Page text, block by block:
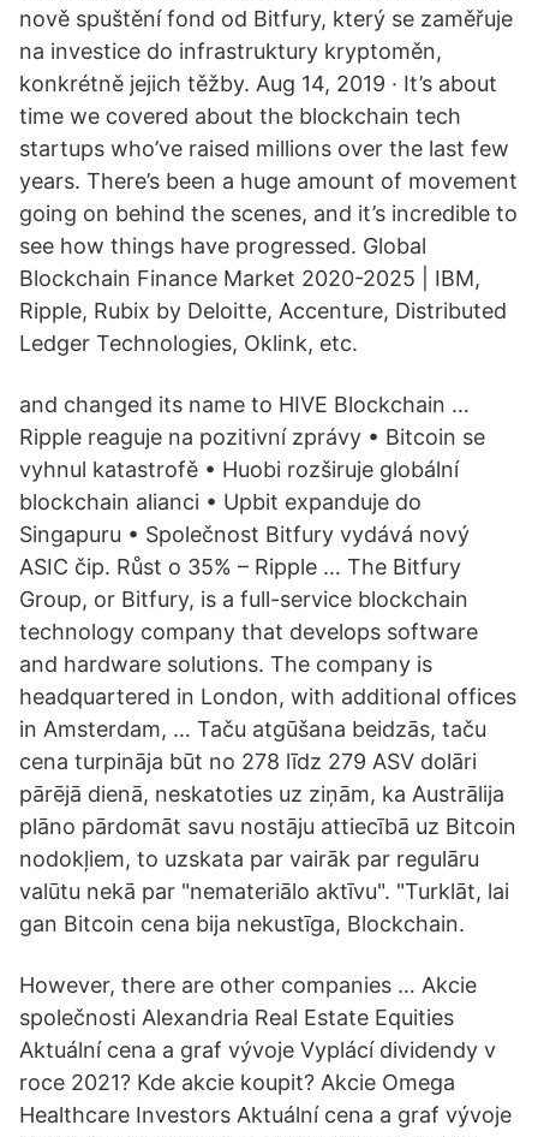
nově spuštění fond od Bitfury, který se zaměřuje
na investice do infrastruktury kryptoměn,
konkrétně jejich těžby. Aug 14, 2019 · It’s about
time we covered about the blockchain tech
startups who’ve raised millions over the last few
years. There’s been a huge amount of movement
going on behind the scenes, and it’s incredible to
see how things have progressed. Global
Blockchain Finance Market 2020-2025 | IBM,
Ripple, Rubix by Deloitte, Accenture, Distributed
Ledger Technologies, Oklink, etc.
and changed its name to HIVE Blockchain …
Ripple reaguje na pozitivní zprávy • Bitcoin se
vyhnul katastrofě • Huobi rozširuje globální
blockchain alianci • Upbit expanduje do
Singapuru • Společnost Bitfury vydává nový
ASIC čip. Růst o 35% – Ripple … The Bitfury
Group, or Bitfury, is a full-service blockchain
technology company that develops software
and hardware solutions. The company is
headquartered in London, with additional offices
in Amsterdam, … Taču atgūšana beidzās, taču
cena turpināja būt no 278 līdz 279 ASV dolāri
pārējā dienā, neskatoties uz ziņām, ka Austrālija
plāno pārdomāt savu nostāju attiecībā uz Bitcoin
nodokļiem, to uzskata par vairāk par regulāru
valūtu nekā par "nemateriālo aktīvu". "Turklāt, lai
gan Bitcoin cena bija nekustīga, Blockchain.
However, there are other companies … Akcie
společnosti Alexandria Real Estate Equities
Aktuální cena a graf vývoje Vyplácí dividendy v
roce 2021? Kde akcie koupit? Akcie Omega
Healthcare Investors Aktuální cena a graf vývoje